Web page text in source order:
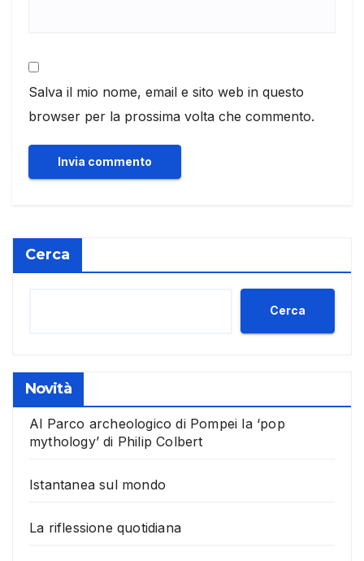
Salva il mio nome, email e sito web in questo
browser per la prossima volta che commento.
Cerca
Cerca
Novità
Al Parco archeologico di Pompei la ‘pop
mythology’ di Philip Colbert
Istantanea sul mondo
La riflessione quotidiana